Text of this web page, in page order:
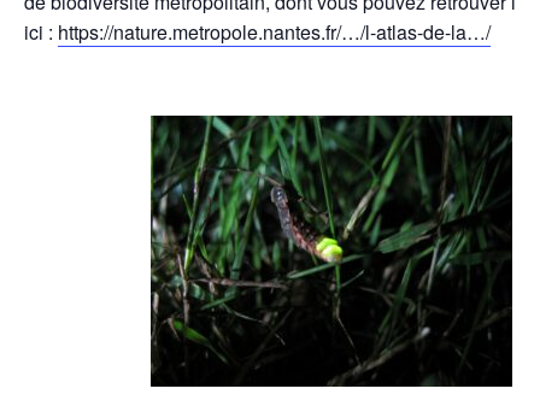
ici : https://nature.metropole.nantes.fr/…/l-atlas-de-la…/